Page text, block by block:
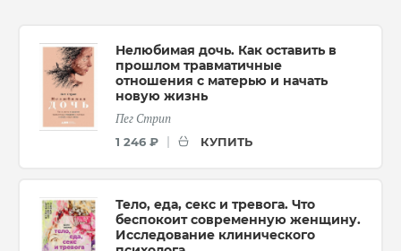
Нелюбимая дочь. Как оставить в
прошлом травматичные
отношения с матерью и начать
новую жизнь
Пег Стрип
1 246 ₽ КУПИТЬ
Тело, еда, секс и тревога. Что
беспокоит современную женщину.
Исследование клинического